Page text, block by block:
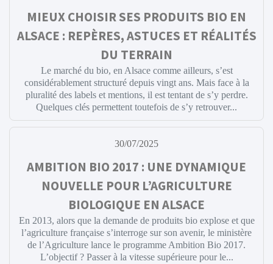
MIEUX CHOISIR SES PRODUITS BIO EN
ALSACE : REPÈRES, ASTUCES ET RÉALITÉS
DU TERRAIN
Le marché du bio, en Alsace comme ailleurs, s’est
considérablement structuré depuis vingt ans. Mais face à la
pluralité des labels et mentions, il est tentant de s’y perdre.
Quelques clés permettent toutefois de s’y retrouver...
30/07/2025
AMBITION BIO 2017 : UNE DYNAMIQUE
NOUVELLE POUR L’AGRICULTURE
BIOLOGIQUE EN ALSACE
En 2013, alors que la demande de produits bio explose et que
l’agriculture française s’interroge sur son avenir, le ministère
de l’Agriculture lance le programme Ambition Bio 2017.
L’objectif ? Passer à la vitesse supérieure pour le...